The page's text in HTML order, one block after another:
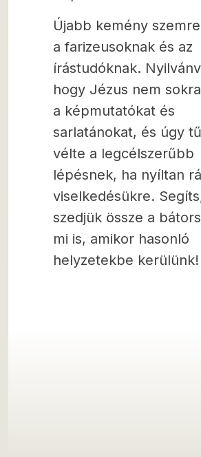
Újabb kemény
a farizeusoknak és az
írástudóknak.
hogy Jézus nem
a képmutatókat és
sarlatánokat, és úgy
vélte a legcélszerűbb
lépésnek, ha nyíltan
viselkedésükre.
szedjük össze a
mi is, amikor hasonló
helyzetekbe kerülünk!